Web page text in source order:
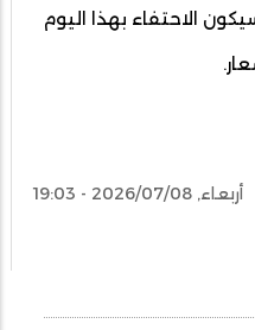
الاحتفاء بهذا اليوم
أربعاء, 2026/07/08 - 19:03